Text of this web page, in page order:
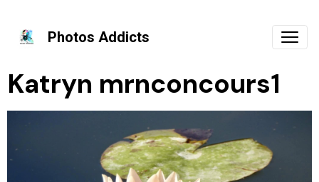
Photos Addicts
Katryn mrnconcours1